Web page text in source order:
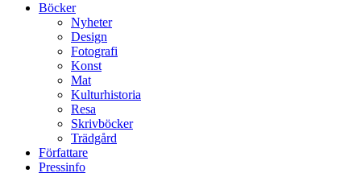
Böcker
Nyheter
Design
Fotografi
Konst
Mat
Kulturhistoria
Resa
Skrivböcker
Trädgård
Författare
Pressinfo